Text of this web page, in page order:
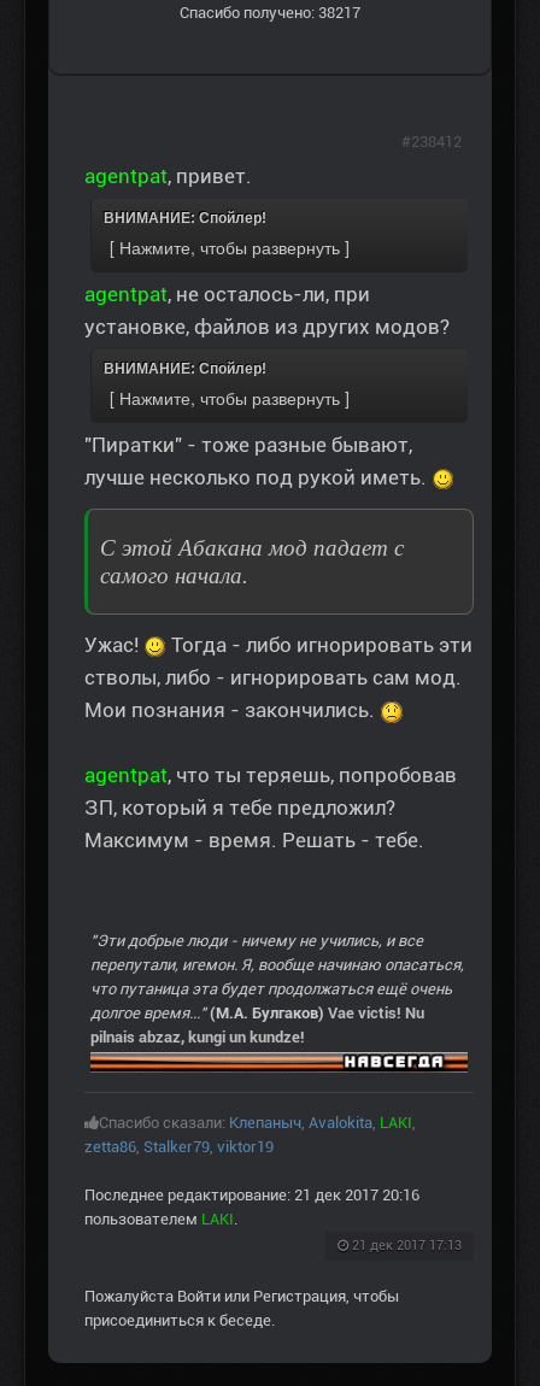
Спасибо получено: 38217
agentpat, привет.
ВНИМАНИЕ: Спойлер!
agentpat, не осталось-ли, при
установке, файлов из других модов?
ВНИМАНИЕ: Спойлер!
"Пиратки" - тоже разные бывают,
лучше несколько под рукой иметь.
С этой Абакана мод падает с
самого начала.
Ужас!
Тогда - либо игнорировать эти
стволы, либо - игнорировать сам мод.
Мои познания - закончились.
agentpat, что ты теряешь, попробовав
ЗП, который я тебе предложил?
Максимум - время. Решать - тебе.
"Эти добрые люди - ничему не учились, и все
перепутали, игемон. Я, вообще начинаю опасаться,
что путаница эта будет продолжаться ещё очень
долгое время..." (М.А. Булгаков) Vae victis! Nu
pilnais abzaz, kungi un kundze!
Спасибо сказали: Клепаныч, Avalokita, LAKI,
zetta86, Stalker79, viktor19
Последнее редактирование: 21 дек 2017 20:16
пользователем LAKI.
21 дек 2017 17:13
#238412
Пожалуйста Войти или Регистрация, чтобы
присоединиться к беседе.